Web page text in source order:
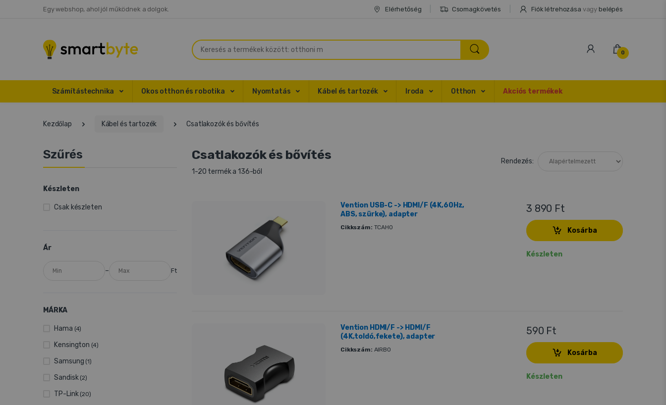
Egy webshop, ahol jól működnek a dolgok. Elérhetőség Csomagkövetés Fiók létrehozása vagy belépés
Keresés
0
Számítástechnika Okos otthon és robotika Nyomtatás Kábel és tartozék Iroda Otthon Akciós termékek
Kezdőlap Kábel és tartozék Csatlakozók és bővítés
Szűrés
Készleten
Csak készleten
Ár
– Ft
MÁRKA
Hama (4)
Kensington (4)
Samsung (1)
Sandisk (2)
TP-Link (20)
Csatlakozók és bővítés
1-20 termék a 136-ból
Rendezés:
Vention USB-C -> HDMI/F (4K,60Hz,
ABS, szürke), adapter
Cikkszám: TCAH0
3 890 Ft
Kosárba
Készleten
Vention HDMI/F -> HDMI/F
(4K,toldó,fekete), adapter
Cikkszám: AIRB0
590 Ft
Kosárba
Készleten